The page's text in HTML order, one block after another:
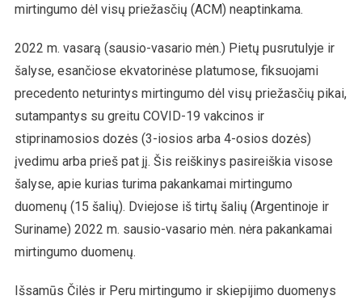
mirtingumo dėl visų priežasčių (ACM) neaptinkama.
2022 m. vasarą (sausio-vasario mėn.) Pietų pusrutulyje ir
šalyse, esančiose ekvatorinėse platumose, fiksuojami
precedento neturintys mirtingumo dėl visų priežasčių pikai,
sutampantys su greitu COVID-19 vakcinos ir
stiprinamosios dozės (3-iosios arba 4-osios dozės)
įvedimu arba prieš pat jį. Šis reiškinys pasireiškia visose
šalyse, apie kurias turima pakankamai mirtingumo
duomenų (15 šalių). Dviejose iš tirtų šalių (Argentinoje ir
Suriname) 2022 m. sausio-vasario mėn. nėra pakankamai
mirtingumo duomenų.
Išsamūs Čilės ir Peru mirtingumo ir skiepijimo duomenys